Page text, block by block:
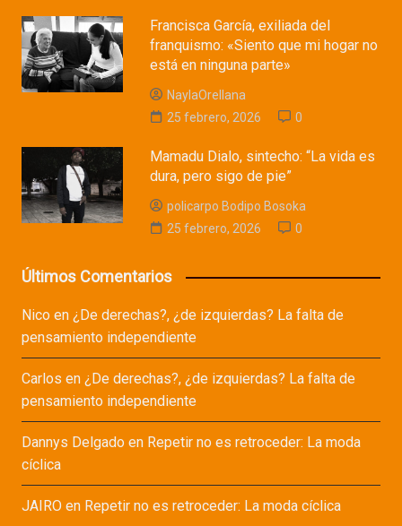
Francisca García, exiliada del
franquismo: «Siento que mi hogar no
está en ninguna parte»
NaylaOrellana
25 febrero, 2026
0
Mamadu Dialo, sintecho: “La vida es
dura, pero sigo de pie”
policarpo Bodipo Bosoka
25 febrero, 2026
0
Últimos Comentarios
Nicoen ¿De derechas?, ¿de izquierdas? La falta de
pensamiento independiente
Carlos en ¿De derechas?, ¿de izquierdas? La falta de
pensamiento independiente
Dannys Delgadoen Repetir no es retroceder: La moda
cíclica
JAIROen Repetir no es retroceder: La moda cíclica